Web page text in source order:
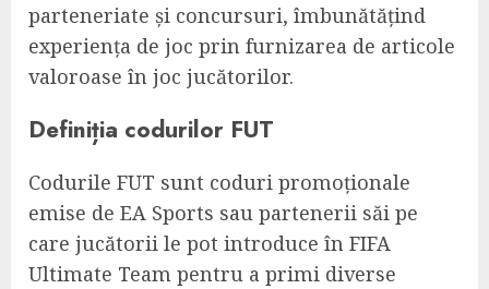
parteneriate și concursuri, îmbunătățind
experiența de joc prin furnizarea de articole
valoroase în joc jucătorilor.
Definiția codurilor FUT
Codurile FUT sunt coduri promoționale
emise de EA Sports sau partenerii săi pe
care jucătorii le pot introduce în FIFA
Ultimate Team pentru a primi diverse